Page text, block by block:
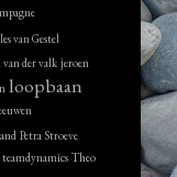
van Gestel
van der valk jeroen
loopbaan
Petra Stroeve
teamdynamics Theo